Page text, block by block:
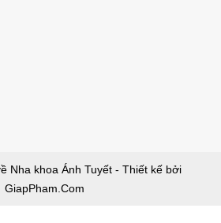
Nha khoa Ánh Tuyết - Thiết kế bởi
GiapPham.Com